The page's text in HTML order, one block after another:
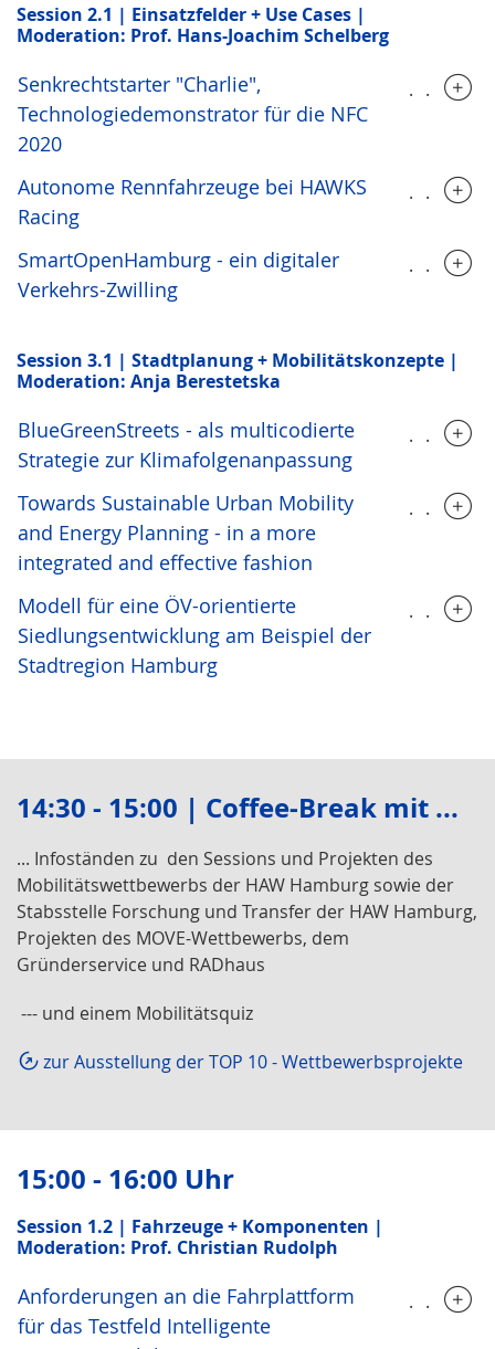
Session 3.1 | Stadtplanung + Mobilitätskonzepte |
Moderation: Anja Berestetska
BlueGreenStreets - als multicodierte
Strategie zur Klimafolgenanpassung
Towards Sustainable Urban Mobility
and Energy Planning - in a more
integrated and effective fashion
Modell für eine ÖV-orientierte
Siedlungsentwicklung am Beispiel der
Stadtregion Hamburg
Session 2.1 | Einsatzfelder + Use Cases |
Moderation: Prof. Hans-Joachim Schelberg
Senkrechtstarter "Charlie",
Technologiedemonstrator für die NFC
2020
Autonome Rennfahrzeuge bei HAWKS
Racing
SmartOpenHamburg - ein digitaler
Verkehrs-Zwilling
14:30 - 15:00 | Coffee-Break mit ...
... Infoständen zu den Sessions und Projekten des
Mobilitätswettbewerbs der HAW Hamburg sowie der
Stabsstelle Forschung und Transfer der HAW Hamburg,
Projekten des MOVE-Wettbewerbs, dem
Gründerservice und RADhaus
--- und einem Mobilitätsquiz
zur Ausstellung der TOP 10 - Wettbewerbsprojekte
15:00 - 16:00 Uhr
Session 1.2 | Fahrzeuge + Komponenten |
Moderation: Prof. Christian Rudolph
Anforderungen an die Fahrplattform
für das Testfeld Intelligente